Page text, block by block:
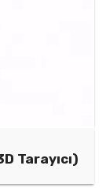
Tarayıcı)